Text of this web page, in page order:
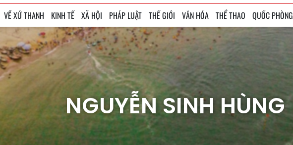
VỀ XỨ THANH KINH TẾ XÃ HỘI PHÁP LUẬT THẾ GIỚI VĂN HÓA THỂ THAO QUỐC PHÒNG
NGUYỄN SINH HÙNG